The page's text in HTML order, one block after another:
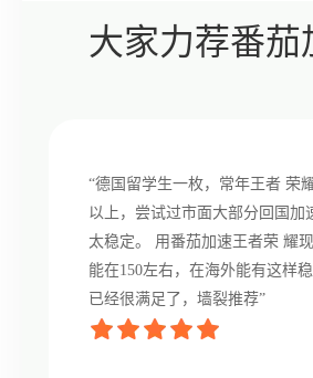
大家力荐番茄
“德国留学生一枚，常年王者 荣
以上，尝试过市面大部分回国加
太稳定。 用番茄加速王者荣 耀
能在150左右，在海外能有这样
已经很满足了，墙裂推荐”